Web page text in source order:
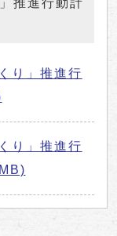
推進行動計
り」推進行
り」推進行